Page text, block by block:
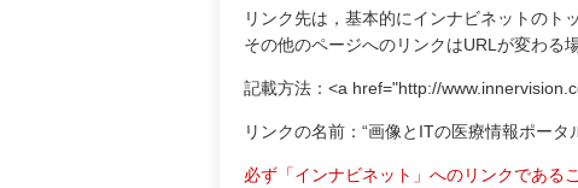
リンク先は，基本的にインナビネットのト
その他のページへのリンクはURLが変わる
記載方法：<a href="http://
リンクの名前：“画像とITの医療情報ポー
必ず「インナビネット」へのリンクである